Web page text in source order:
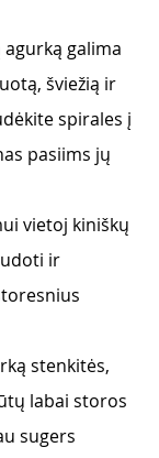
galima
šviežią ir
spirales į
pasiims jų
vietoj kiniškų
ir
stenkitės,
labai storos
sugers